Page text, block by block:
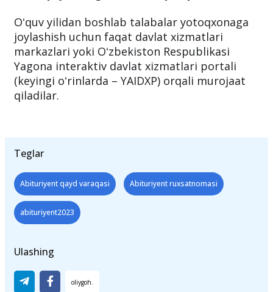
jarayonida talabalar turar joyiga boʻlgan
ehtiyojini belgilash imkoniyati yaratiladi.
Oʻquv yilidan boshlab talabalar yotoqxonaga
joylashish uchun faqat davlat xizmatlari
markazlari yoki Oʻzbekiston Respublikasi
Teglar
Abituriyent qayd varaqasi
abituriyent2023